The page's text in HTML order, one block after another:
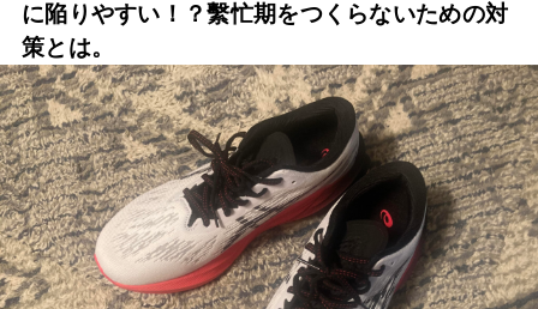
に陥りやすい！？繫忙期をつくらないための対
策とは。